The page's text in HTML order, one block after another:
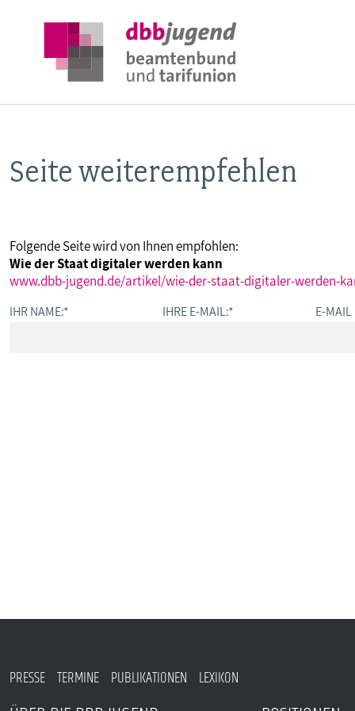
ÜBER DIE DBB JUGEND
AUSBILDUNGSINFORMATIONEN
Seite weiterempfehlen
Folgende Seite wird von Ihnen empfohlen:
Wie der Staat digitaler werden kann
www.dbb-jugend.de/artikel/wie-der-staat-digitaler-werden-
IHR NAME:* IHRE E-MAIL:* E-MAIL
PRESSE TERMINE PUBLIKATIONEN LEXIKON